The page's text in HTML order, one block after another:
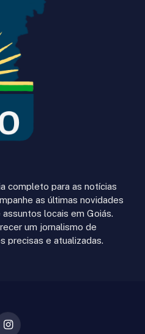
completo para as notícias
as últimas novidades
locais em Goiás.
um jornalismo de
precisas e atualizadas.
Instagram